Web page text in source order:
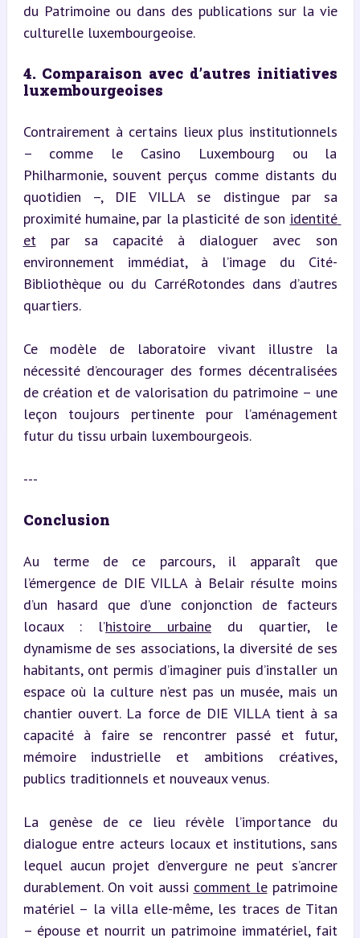
du Patrimoine ou dans des publications sur la vie
culturelle luxembourgeoise.
4. Comparaison avec d’autres initiatives
luxembourgeoises
Contrairement à certains lieux plus institutionnels
– comme le Casino Luxembourg ou la
Philharmonie, souvent perçus comme distants du
quotidien –, DIE VILLA se distingue par sa
proximité humaine, par la plasticité de son identité
et par sa capacité à dialoguer avec son
environnement immédiat, à l’image du Cité-
Bibliothèque ou du CarréRotondes dans d’autres
quartiers.
Ce modèle de laboratoire vivant illustre la
nécessité d’encourager des formes décentralisées
de création et de valorisation du patrimoine – une
leçon toujours pertinente pour l’aménagement
futur du tissu urbain luxembourgeois.
---
Conclusion
Au terme de ce parcours, il apparaît que
l’émergence de DIE VILLA à Belair résulte moins
d’un hasard que d’une conjonction de facteurs
locaux : l’histoire urbaine du quartier, le
dynamisme de ses associations, la diversité de ses
habitants, ont permis d’imaginer puis d’installer un
espace où la culture n’est pas un musée, mais un
chantier ouvert. La force de DIE VILLA tient à sa
capacité à faire se rencontrer passé et futur,
mémoire industrielle et ambitions créatives,
publics traditionnels et nouveaux venus.
La genèse de ce lieu révèle l’importance du
dialogue entre acteurs locaux et institutions, sans
lequel aucun projet d’envergure ne peut s’ancrer
durablement. On voit aussi comment le patrimoine
matériel – la villa elle-même, les traces de Titan
– épouse et nourrit un patrimoine immatériel, fait